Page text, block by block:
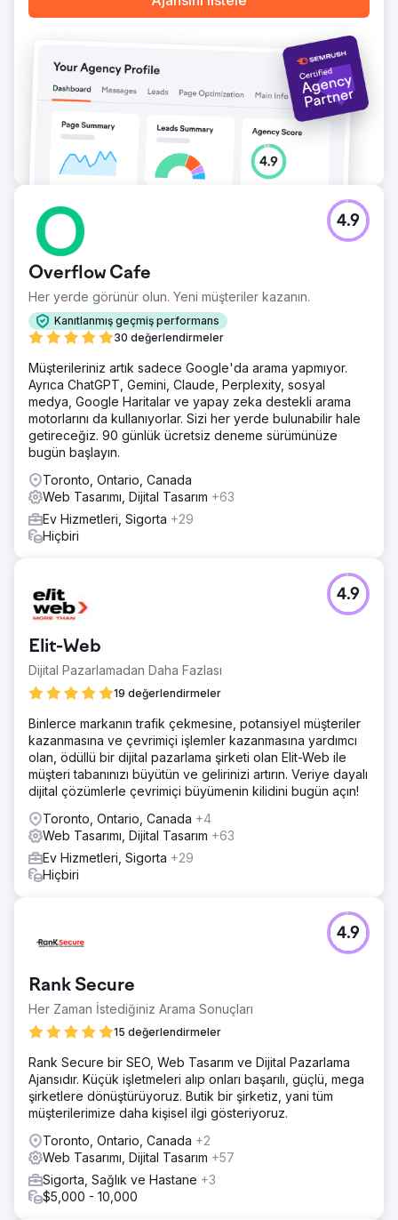
Overflow Cafe
Her yerde görünür olun. Yeni müşteriler kazanın.
Kanıtlanmış geçmiş performans
30 değerlendirmeler
4.9
Müşterileriniz artık sadece Google'da arama yapmıyor.
Ayrıca ChatGPT, Gemini, Claude, Perplexity, sosyal
medya, Google Haritalar ve yapay zeka destekli arama
motorlarını da kullanıyorlar. Sizi her yerde bulunabilir hale
getireceğiz. 90 günlük ücretsiz deneme sürümünüze
bugün başlayın.
Toronto, Ontario, Canada
Web Tasarımı, Dijital Tasarım +63
Ev Hizmetleri, Sigorta +29
Hiçbiri
Elit-Web
Dijital Pazarlamadan Daha Fazlası
19 değerlendirmeler
4.9
Binlerce markanın trafik çekmesine, potansiyel müşteriler
kazanmasına ve çevrimiçi işlemler kazanmasına yardımcı
olan, ödüllü bir dijital pazarlama şirketi olan Elit-Web ile
müşteri tabanınızı büyütün ve gelirinizi artırın. Veriye dayalı
dijital çözümlerle çevrimiçi büyümenin kilidini bugün açın!
Toronto, Ontario, Canada +4
Web Tasarımı, Dijital Tasarım +63
Ev Hizmetleri, Sigorta +29
Hiçbiri
Rank Secure
Her Zaman İstediğiniz Arama Sonuçları
15 değerlendirmeler
4.9
Rank Secure bir SEO, Web Tasarım ve Dijital Pazarlama
Ajansıdır. Küçük işletmeleri alıp onları başarılı, güçlü, mega
şirketlere dönüştürüyoruz. Butik bir şirketiz, yani tüm
müşterilerimize daha kişisel ilgi gösteriyoruz.
Toronto, Ontario, Canada +2
Web Tasarımı, Dijital Tasarım +57
Sigorta, Sağlık ve Hastane +3
$5,000 - 10,000